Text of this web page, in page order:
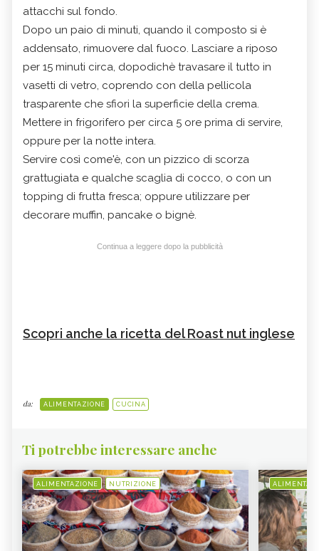
attacchi sul fondo.
Dopo un paio di minuti, quando il composto si è
addensato, rimuovere dal fuoco. Lasciare a riposo
per 15 minuti circa, dopodichè travasare il tutto in
vasetti di vetro, coprendo con della pellicola
trasparente che sfiori la superficie della crema.
Mettere in frigorifero per circa 5 ore prima di servire,
oppure per la notte intera.
Servire così come'è, con un pizzico di scorza
grattugiata e qualche scaglia di cocco, o con un
topping di frutta fresca; oppure utilizzare per
decorare muffin, pancake o bignè.
Continua a leggere dopo la pubblicità
Scopri anche la ricetta del Roast nut inglese
da: ALIMENTAZIONE CUCINA
Ti potrebbe interessare anche
ALIMENTAZIONE NUTRIZIONE